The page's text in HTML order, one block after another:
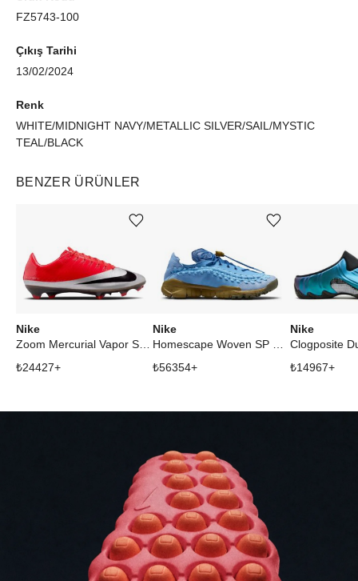
FZ5743-100
Çıkış Tarihi
13/02/2024
Renk
WHITE/MIDNIGHT NAVY/METALLIC SILVER/SAIL/MYSTIC
TEAL/BLACK
BENZER ÜRÜNLER
Nike
₺24427+
Ürünü istek listesine ekle veya listeden çıkar
Nike
₺56354+
Ürünü istek listesine ekle veya listeden çıkar
Nike
₺14967+